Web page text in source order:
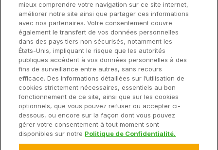
Solutions
Matériel
Entreprise
© 2025 Climate LLC. Tous droits réservés.
mieux comprendre votre navigation sur ce site internet,
améliorer notre site ainsi que partager ces informations
avec nos partenaires. Votre consentement couvre
également le transfert de vos données personnelles
dans des pays tiers non sécurisés, notamment les
États-Unis, impliquant le risque que les autorités
publiques accèdent à vos données personnelles à des
fins de surveillance entre autres, sans recours
efficace. Des informations détaillées sur l’utilisation de
cookies strictement nécessaires, essentiels au bon
fonctionnement de ce site, ainsi que sur les cookies
optionnels, que vous pouvez refuser ou accepter ci-
dessous, ou encore sur la façon dont vous pouvez
gérer votre consentement à tout moment sont
disponibles sur notre Politique de Confidentialité.